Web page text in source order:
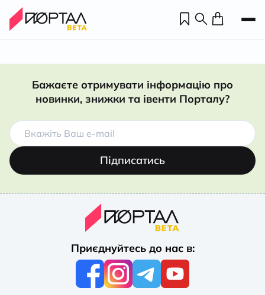
Бажаєте отримувати інформацію про
новинки, знижки та івенти Порталу?
Підписатись
Приєднуйтесь до нас в: